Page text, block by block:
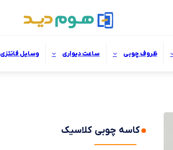
ظروف چوبی ساعت دیواری وسایل فانتزی
کاسه چوبی کلاسیک